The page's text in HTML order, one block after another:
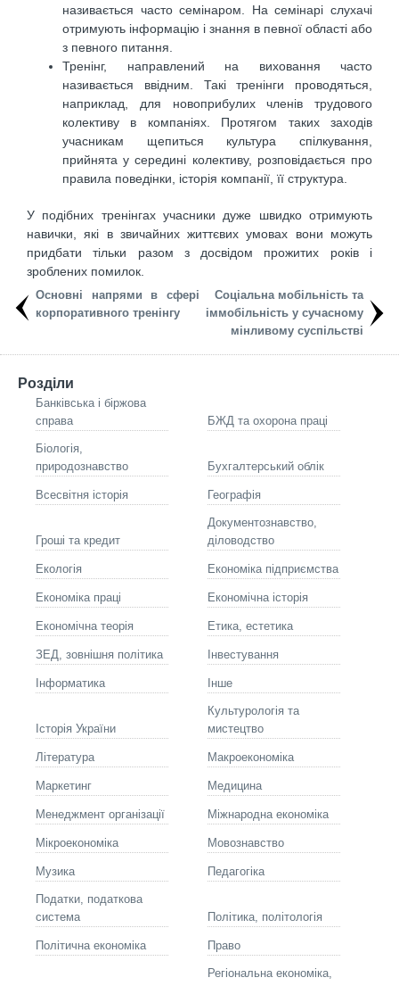
називається часто семінаром. На семінарі слухачі
отримують інформацію і знання в певної області або
з певного питання.
Тренінг, направлений на виховання часто
називається ввідним. Такі тренінги проводяться,
наприклад, для новоприбулих членів трудового
колективу в компаніях. Протягом таких заходів
учасникам щепиться культура спілкування,
прийнята у середині колективу, розповідається про
правила поведінки, історія компанії, її структура.
У подібних тренінгах учасники дуже швидко отримують
навички, які в звичайних життєвих умовах вони можуть
придбати тільки разом з досвідом прожитих років і
зроблених помилок.
Основні напрями в сфері
корпоративного тренінгу
Соціальна мобільність та
іммобільність у сучасному
мінливому суспільстві
Розділи
Банківська і біржова
справа
БЖД та охорона праці
Біологія,
природознавство
Бухгалтерський облік
Всесвітня історія Географія
Гроші та кредит
Документознавство,
діловодство
Екологія Економіка підприємства
Економіка праці Економічна історія
Економічна теорія Етика, естетика
ЗЕД, зовнішня політика Інвестування
Інформатика Інше
Історія України
Культурологія та
мистецтво
Літературa Макроекономіка
Маркетинг Медицина
Менеджмент організації Міжнародна економіка
Мікроекономіка Мовознавство
Музика Педагогіка
Податки, податкова
система
Політика, політологія
Політична економіка Право
Регіональна економіка,